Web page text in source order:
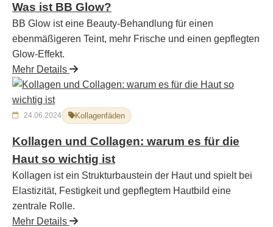
Was ist BB Glow?
BB Glow ist eine Beauty-Behandlung für einen
ebenmäßigeren Teint, mehr Frische und einen gepflegten
Glow-Effekt.
Mehr Details
24.06.2024 Kollagenfäden
Kollagen und Collagen: warum es für die
Haut so wichtig ist
Kollagen ist ein Strukturbaustein der Haut und spielt bei
Elastizität, Festigkeit und gepflegtem Hautbild eine
zentrale Rolle.
Mehr Details